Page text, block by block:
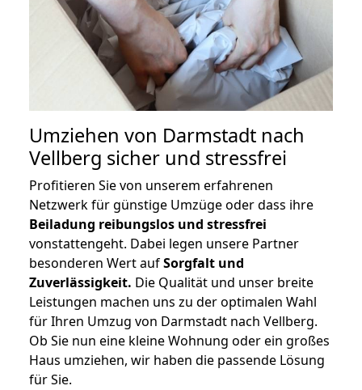
Umziehen von Darmstadt nach
Vellberg sicher und stressfrei
Profitieren Sie von unserem erfahrenen
Netzwerk für günstige Umzüge oder dass ihre
Beiladung reibungslos und stressfrei
vonstattengeht. Dabei legen unsere Partner
besonderen Wert aufSorgfalt und
Zuverlässigkeit. Die Qualität und unser breite
Leistungen machen uns zu der optimalen Wahl
für Ihren Umzug von Darmstadt nach Vellberg.
Ob Sie nun eine kleine Wohnung oder ein großes
Haus umziehen, wir haben die passende Lösung
für Sie.